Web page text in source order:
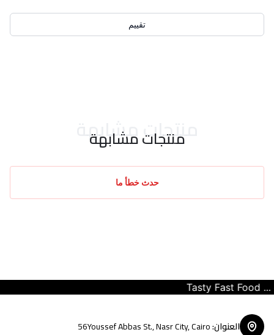
تقييم
منتجات مشابهة
منتجات مشابهة
حدث خطأ ما
Tasty Fast Food ...
العنوان:
56Youssef Abbas St., Nasr City, Cairo